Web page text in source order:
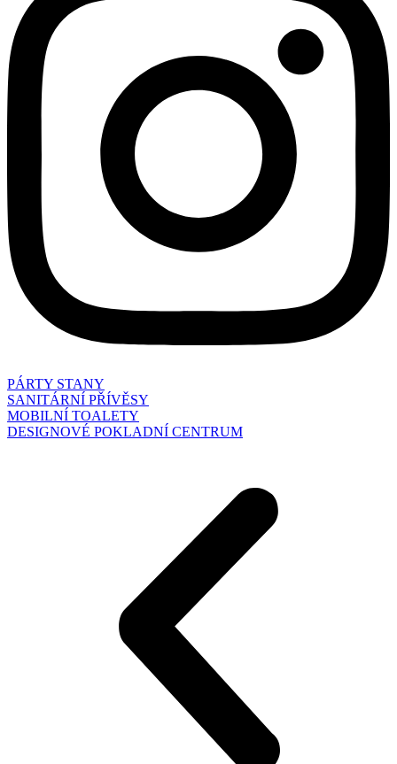
PÁRTY STANY
SANITÁRNÍ PŘÍVĚSY
MOBILNÍ TOALETY
DESIGNOVÉ POKLADNÍ CENTRUM